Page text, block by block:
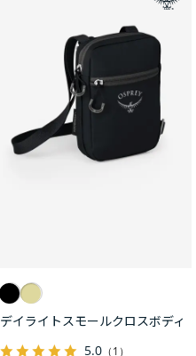
デイライトスモールクロスボディ
5.0（1）